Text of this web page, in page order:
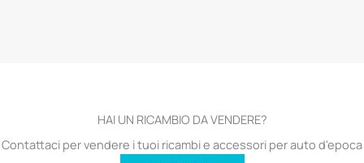
HAI UN RICAMBIO DA VENDERE?
Contattaci per vendere i tuoi ricambi e accessori per auto d'epoca